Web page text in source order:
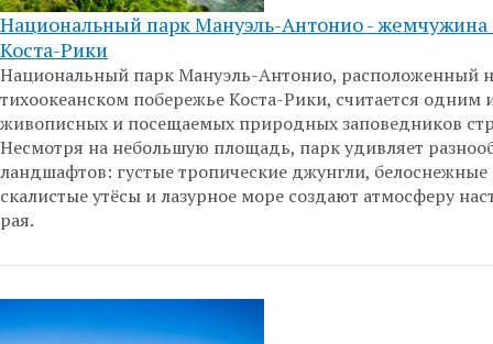
Национальный парк Мануэль-Антонио -
Коста-Рики
Национальный парк Мануэль-Антонио, расположенный
тихоокеанском побережье Коста-Рики, считается одним
живописных и посещаемых природных заповедников
Несмотря на небольшую площадь, парк удивляет
ландшафтов: густые тропические джунгли,
скалистые утёсы и лазурное море создают атмосферу
рая.